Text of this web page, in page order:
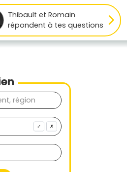
Thibault et Romain
répondent à tes questions
✓ ✗